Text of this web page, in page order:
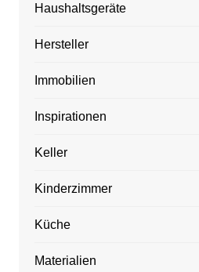
Haushaltsgeräte
Hersteller
Immobilien
Inspirationen
Keller
Kinderzimmer
Küche
Materialien